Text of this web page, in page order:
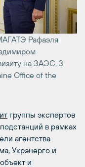
Рафаэля
на ЗАЭС, 3
Office of the
группы экспертов
в рамках
агентства
Укрэнерго и
объект и